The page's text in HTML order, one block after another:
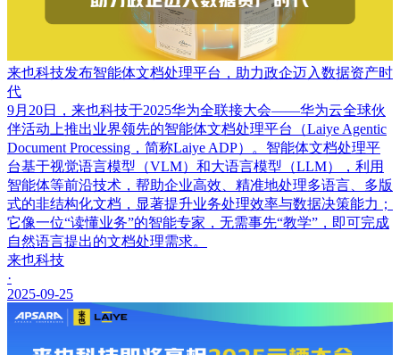
来也科技发布智能体文档处理平台，助力政企迈入数据资产时
代
9月20日，来也科技于2025华为全联接大会——华为云全球伙
伴活动上推出业界领先的智能体文档处理平台（Laiye Agentic
Document Processing，简称Laiye ADP）。智能体文档处理平
台基于视觉语言模型（VLM）和大语言模型（LLM），利用
智能体等前沿技术，帮助企业高效、精准地处理多语言、多版
式的非结构化文档，显著提升业务处理效率与数据决策能力；
它像一位“读懂业务”的智能专家，无需事先“教学”，即可完成
自然语言提出的文档处理需求。
来也科技
·
2025-09-25